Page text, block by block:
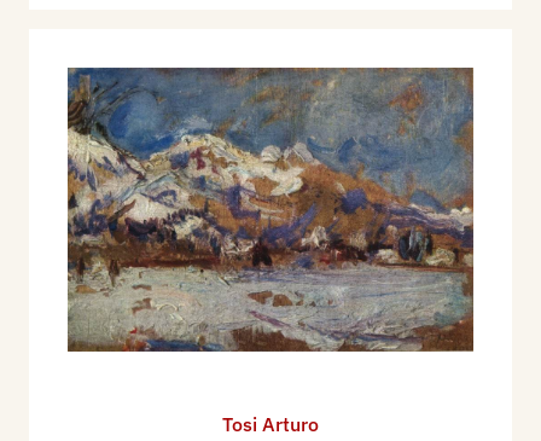
Tosi Arturo